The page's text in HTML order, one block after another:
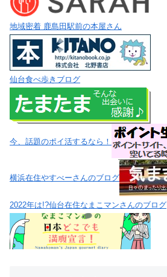
地域密着 鹿島田駅前の本屋さん
仙台食べ歩きブログ
今、話題のポイ活するなら！
横浜在住やすべーさんのブログ
2022年は!?仙台在住なまこマンさんのブログ